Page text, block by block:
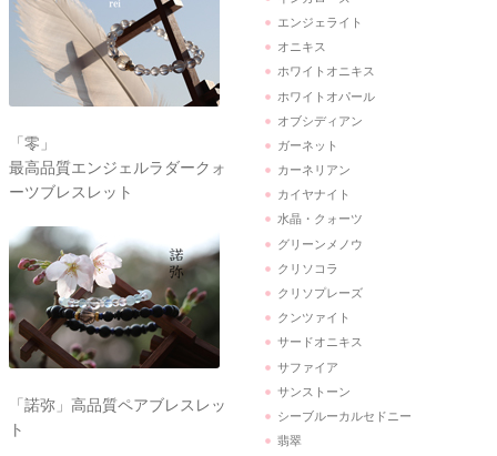
「零」
最高品質エンジェルラダークォ
ーツブレスレット
「諾弥」高品質ペアブレスレッ
ト
エンジェライト
オニキス
ホワイトオニキス
ホワイトオパール
オブシディアン
ガーネット
カーネリアン
カイヤナイト
水晶・クォーツ
グリーンメノウ
クリソコラ
クリソプレーズ
クンツァイト
サードオニキス
サファイア
サンストーン
シーブルーカルセドニー
翡翠